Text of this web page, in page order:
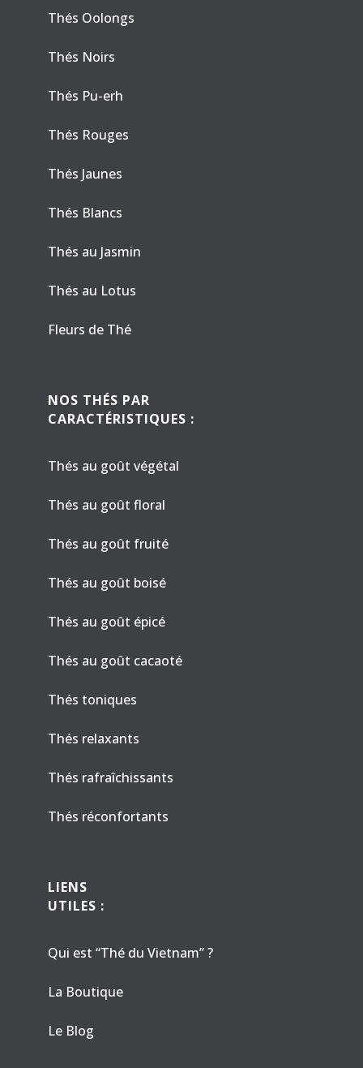
Thés Oolongs
Thés Noirs
Thés Pu-erh
Thés Rouges
Thés Jaunes
Thés Blancs
Thés au Jasmin
Thés au Lotus
Fleurs de Thé
NOS THÉS PAR
CARACTÉRISTIQUES :
Thés au goût végétal
Thés au goût floral
Thés au goût fruité
Thés au goût boisé
Thés au goût épicé
Thés au goût cacaoté
Thés toniques
Thés relaxants
Thés rafraîchissants
Thés réconfortants
LIENS
UTILES :
Qui est “Thé du Vietnam” ?
La Boutique
Le Blog